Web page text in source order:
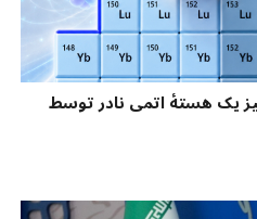
یک هستهٔ اتمی نادر توسط